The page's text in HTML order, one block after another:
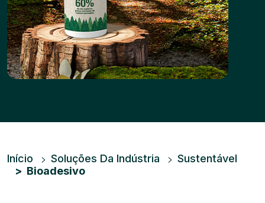
Trilha de navegação
Início Soluções Da Indústria
Sustentável
Bioadesivo